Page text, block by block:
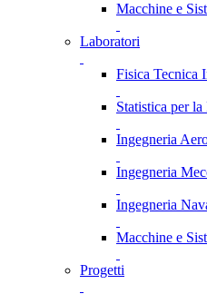
Macchine e
Laboratori
Fisica Tecnica
Statistica per
Ingegneria
Ingegneria
Ingegneria
Macchine e
Progetti